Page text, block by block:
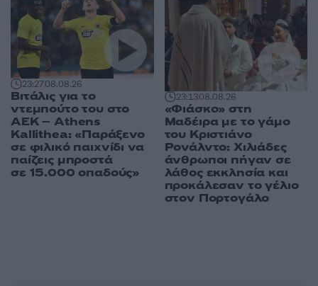
23:2708.08.26
Βιτάλις για το
ντεμπούτο του στο
ΑΕΚ – Athens
Kallithea: «Παράξενο
σε φιλικό παιχνίδι να
παίζεις μπροστά
σε 15.000 οπαδούς»
23:1308.08.26
«Φιάσκο» στη
Μαδέιρα με το γάμο
του Κριστιάνο
Ρονάλντο: Χιλιάδες
άνθρωποι πήγαν σε
λάθος εκκλησία και
προκάλεσαν το γέλιο
στον Πορτογάλο